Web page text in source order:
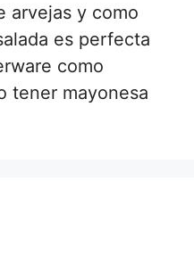
arvejas y como
es perfecta
como
tener mayonesa